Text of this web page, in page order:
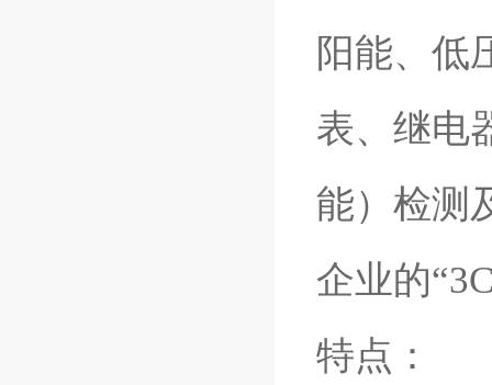
阳能、低
表、继电
能）检测
企业的
特点：